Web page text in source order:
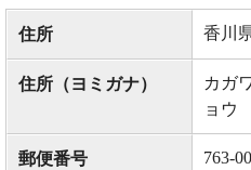
住所 香川
住所（ヨミガナ）
カガ
ョウ
郵便番号 763-